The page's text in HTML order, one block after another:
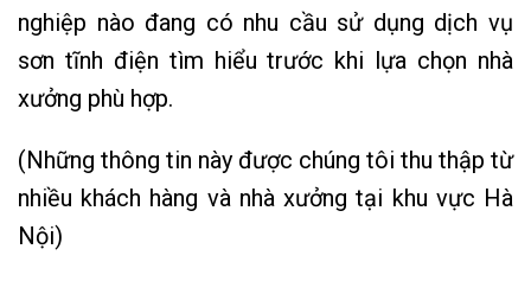
nghiệp nào đang có nhu cầu sử dụng dịch vụ
sơn tĩnh điện tìm hiểu trước khi lựa chọn nhà
xưởng phù hợp.
(Những thông tin này được chúng tôi thu thập từ
nhiều khách hàng và nhà xưởng tại khu vực Hà
Nội)